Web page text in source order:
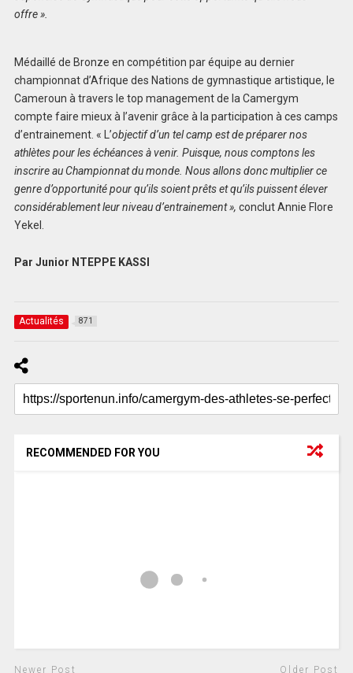
offre ».
Médaillé de Bronze en compétition par équipe au dernier
championnat d’Afrique des Nations de gymnastique artistique, le
Cameroun à travers le top management de la Camergym
compte faire mieux à l’avenir grâce à la participation à ces camps
d’entrainement. « L’objectif d’un tel camp est de préparer nos
athlètes pour les échéances à venir. Puisque, nous comptons les
inscrire au Championnat du monde. Nous allons donc multiplier ce
genre d’opportunité pour qu’ils soient prêts et qu’ils puissent élever
considérablement leur niveau d’entrainement », conclut Annie Flore
Yekel.
Par Junior NTEPPE KASSI
Actualités 871
RECOMMENDED FOR YOU
Newer Post Older Post